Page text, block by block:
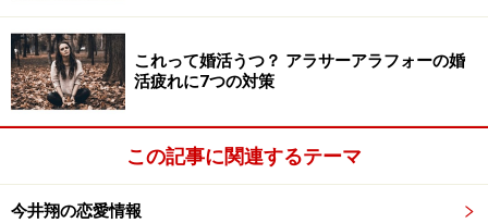
1/ 2 次のページへ
これって婚活うつ？ アラサーアラフォーの婚
活疲れに7つの対策
この記事に関連するテーマ
今井翔の恋愛情報